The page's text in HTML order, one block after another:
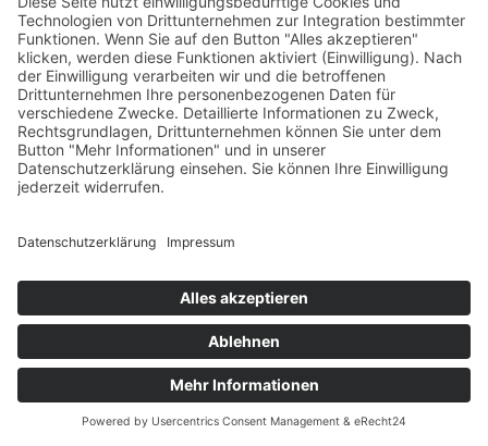
„http://“ auf „https://“ wechselt und an dem
Schloss-Symbol in Ihrer Browserzeile.
Wenn die SSL- bzw. TLS-Verschlüsselung
aktiviert ist, können die Daten, die Sie an uns
übermitteln, nicht von Dritten mitgelesen
4. Datenerfassung
auf dieser Website